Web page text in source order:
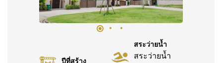
ปีที่สร้าง
สระว่ายน้ำ
สระว่ายน้ำ